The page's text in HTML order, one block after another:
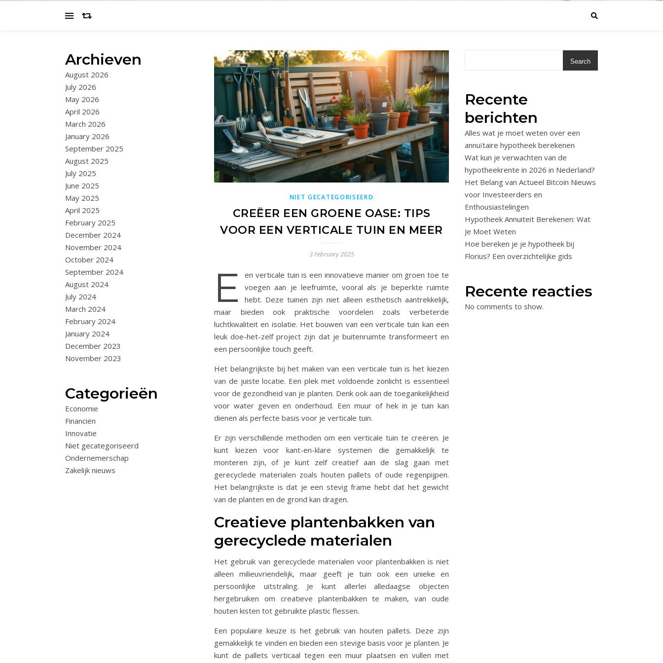
Archieven
August 2026
July 2026
May 2026
April 2026
March 2026
January 2026
September 2025
August 2025
July 2025
June 2025
May 2025
April 2025
February 2025
December 2024
November 2024
October 2024
September 2024
August 2024
July 2024
March 2024
February 2024
January 2024
December 2023
November 2023
Categorieën
Economie
Financiën
Innovatie
Niet gecategoriseerd
Ondernemerschap
Zakelijk nieuws
NIET GECATEGORISEERD
CREËER EEN GROENE OASE: TIPS
VOOR EEN VERTICALE TUIN EN MEER
3 February 2025
E
en verticale tuin is een innovatieve manier om groen toe te
voegen aan je leefruimte, vooral als je beperkte ruimte
hebt. Deze tuinen zijn niet alleen esthetisch aantrekkelijk,
maar bieden ook praktische voordelen zoals verbeterde
luchtkwaliteit en isolatie. Het bouwen van een verticale tuin kan een
leuk doe-het-zelf project zijn dat je buitenruimte transformeert en
een persoonlijke touch geeft.
Het belangrijkste bij het maken van een verticale tuin is het kiezen
van de juiste locatie. Een plek met voldoende zonlicht is essentieel
voor de gezondheid van je planten. Denk ook aan de toegankelijkheid
voor water geven en onderhoud. Een muur of hek in je tuin kan
dienen als perfecte basis voor je verticale tuin.
Er zijn verschillende methoden om een verticale tuin te creëren. Je
kunt kiezen voor kant-en-klare systemen die gemakkelijk te
monteren zijn, of je kunt zelf creatief aan de slag gaan met
gerecyclede materialen zoals houten pallets of oude regenpijpen.
Het belangrijkste is dat je een stevig frame hebt dat het gewicht
van de planten en de grond kan dragen.
Creatieve plantenbakken van
gerecyclede materialen
Het gebruik van gerecyclede materialen voor plantenbakken is niet
alleen milieuvriendelijk, maar geeft je tuin ook een unieke en
persoonlijke uitstraling. Je kunt allerlei alledaagse objecten
hergebruiken om creatieve plantenbakken te maken, van oude
houten kisten tot gebruikte plastic flessen.
Een populaire keuze is het gebruik van houten pallets. Deze zijn
gemakkelijk te vinden en bieden een stevige basis voor je planten. Je
kunt de pallets verticaal tegen een muur plaatsen en vullen met
Search
Recente
berichten
Alles wat je moet weten over een
annuïtaire hypotheek berekenen
Wat kun je verwachten van de
hypotheekrente in 2026 in Nederland?
Het Belang van Actueel Bitcoin Nieuws
voor Investeerders en
Enthousiastelingen
Hypotheek Annuiteit Berekenen: Wat
Je Moet Weten
Hoe bereken je je hypotheek bij
Florius? Een overzichtelijke gids
Recente reacties
No comments to show.